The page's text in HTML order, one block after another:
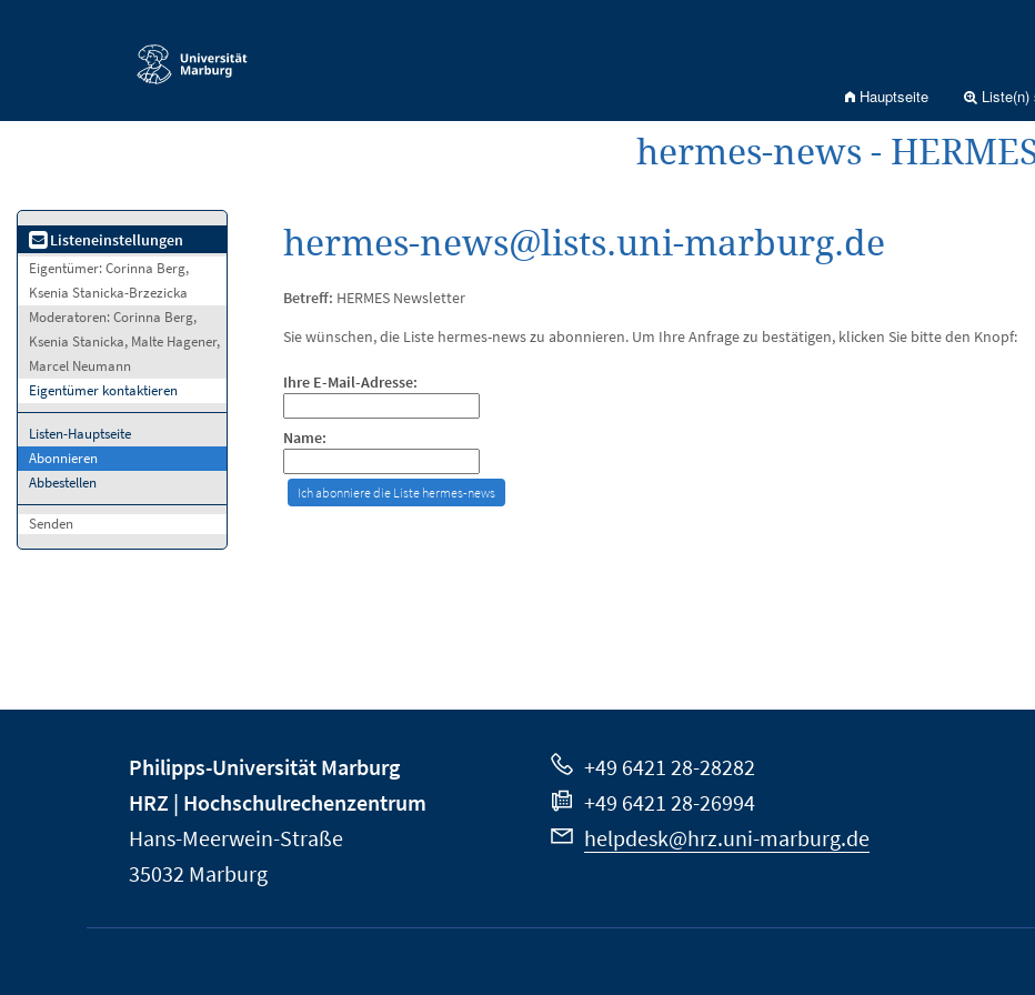
Hauptseite Liste(n)
hermes-news -
Listeneinstellungen
Eigentümer:Corinna Berg,
Ksenia Stanicka-Brzezicka
Moderatoren:Corinna Berg,
Ksenia Stanicka, Malte Hagener,
Marcel Neumann
Eigentümer kontaktieren
Listen-Hauptseite
Abonnieren
Abbestellen
Senden
hermes-news@lists.uni-marburg.de
Betreff: HERMES Newsletter
Sie wünschen, die Liste hermes-news zu abonnieren. Um Ihre Anfrage zu bestätigen, klicken Sie bitte den Knopf:
Ihre E-Mail-Adresse:
Name:
Informationen
der
Universität
Marburg
Philipps-Universität Marburg
HRZ | Hochschulrechenzentrum
Hans-Meerwein-Straße
35032 Marburg
+49 6421 28-28282
+49 6421 28-26994
helpdesk@hrz.uni-marburg.de